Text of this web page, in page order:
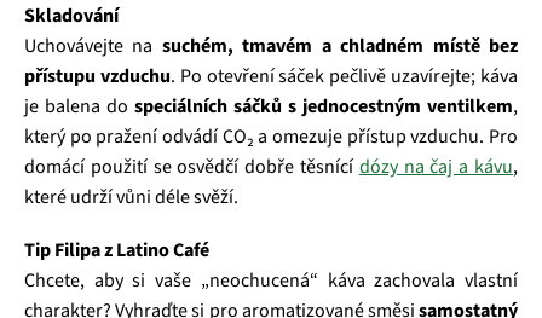
Skladování
Uchovávejte na suchém, tmavém a chladném místě bez
přístupu vzduchu. Po otevření sáček pečlivě uzavírejte; káva
je balena do speciálních sáčků s jednocestným ventilkem,
který po pražení odvádí CO₂ a omezuje přístup vzduchu. Pro
domácí použití se osvědčí dobře těsnící dózy na čaj a kávu,
které udrží vůni déle svěží.
Tip Filipa z Latino Café
Chcete, aby si vaše „neochucená“ káva zachovala vlastní
charakter? Vyhraďte si pro aromatizované směsisamostatný